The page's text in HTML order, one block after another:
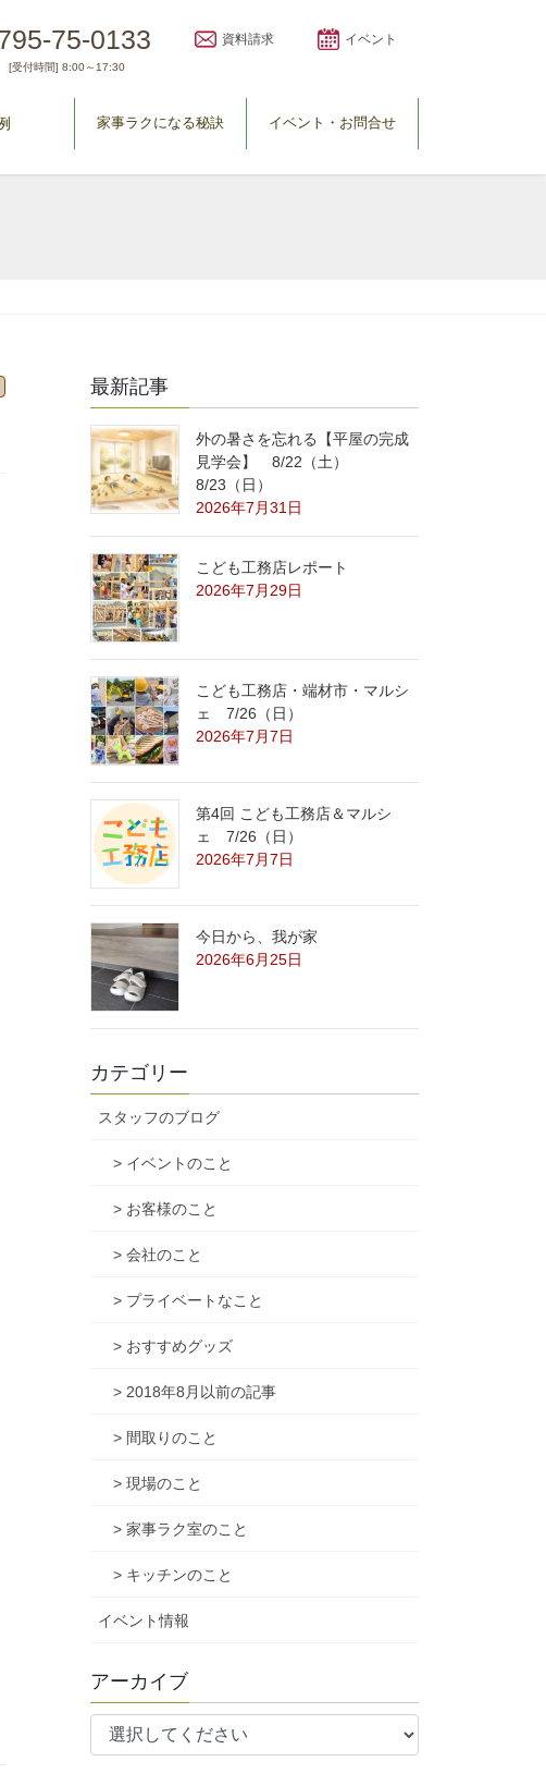
75-0133
[受付時間] 8:00～17:30
資料請求 イベント
家事ラクになる秘訣 イベント・お問合せ
最新記事
外の暑さを忘れる【平屋の完成
見学会】 8/22（土）
8/23（日）
2026年7月31日
こども工務店レポート
2026年7月29日
こども工務店・端材市・マルシ
ェ 7/26（日）
2026年7月7日
第4回 こども工務店＆マルシ
ェ 7/26（日）
2026年7月7日
今日から、我が家
2026年6月25日
カテゴリー
スタッフのブログ
> イベントのこと
> お客様のこと
> 会社のこと
> プライベートなこと
> おすすめグッズ
> 2018年8月以前の記事
> 間取りのこと
> 現場のこと
> 家事ラク室のこと
> キッチンのこと
イベント情報
アーカイブ